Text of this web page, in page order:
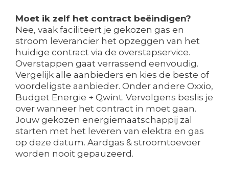
Moet ik zelf het contract beëindigen?
Nee, vaak faciliteert je gekozen gas en
stroom leverancier het opzeggen van het
huidige contract via de overstapservice.
Overstappen gaat verrassend eenvoudig.
Vergelijk alle aanbieders en kies de beste of
voordeligste aanbieder. Onder andere Oxxio,
Budget Energie + Qwint. Vervolgens beslis je
over wanneer het contract in moet gaan.
Jouw gekozen energiemaatschappij zal
starten met het leveren van elektra en gas
op deze datum. Aardgas & stroomtoevoer
worden nooit gepauzeerd.